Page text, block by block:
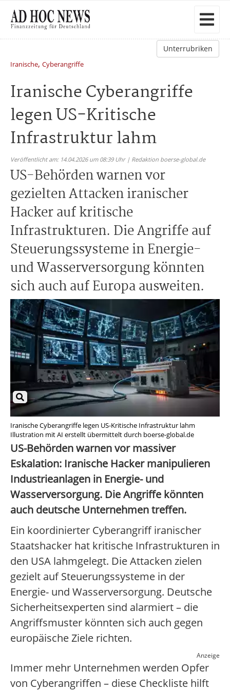
Unterrubriken
Iranische, Cyberangriffe
Iranische Cyberangriffe
legen US-Kritische
Infrastruktur lahm
Veröffentlicht am: 14.04.2026 um 08:39 Uhr | Redaktion boerse-global.de
US-Behörden warnen vor
gezielten Attacken iranischer
Hacker auf kritische
Infrastrukturen. Die Angriffe auf
Steuerungssysteme in Energie-
und Wasserversorgung könnten
sich auch auf Europa ausweiten.
Iranische Cyberangriffe legen US-Kritische Infrastruktur lahm
Illustration mit AI erstellt übermittelt durch boerse-global.de
US-Behörden warnen vor massiver
Eskalation: Iranische Hacker manipulieren
Industrieanlagen in Energie- und
Wasserversorgung. Die Angriffe könnten
auch deutsche Unternehmen treffen.
Ein koordinierter Cyberangriff iranischer
Staatshacker hat kritische Infrastrukturen in
den USA lahmgelegt. Die Attacken zielen
gezielt auf Steuerungssysteme in der
Energie- und Wasserversorgung. Deutsche
Sicherheitsexperten sind alarmiert – die
Angriffsmuster könnten sich auch gegen
europäische Ziele richten.
Anzeige
Immer mehr Unternehmen werden Opfer
von Cyberangriffen – diese Checkliste hilft